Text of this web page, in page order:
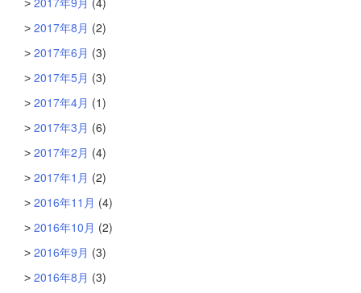
2017年8月 (2)
2017年6月 (3)
2017年5月 (3)
2017年4月 (1)
2017年3月 (6)
2017年2月 (4)
2017年1月 (2)
2016年11月 (4)
2016年10月 (2)
2016年9月 (3)
2016年8月 (3)